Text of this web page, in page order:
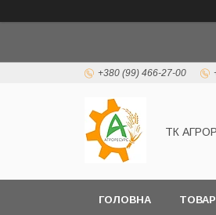
+380 (99) 466-27-00
ТК
ГОЛОВНА